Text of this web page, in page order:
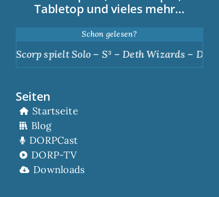
Tabletop und vieles mehr…
Schon gelesen?
Scorp spielt Solo – S³ – Deth Wizards – Dunkle
Seiten
Startseite
Blog
DORPCast
DORP-TV
Downloads